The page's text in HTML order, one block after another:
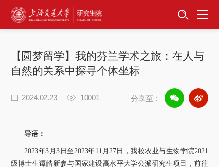
首页
招生工作
【圆梦留学】我的芬兰学术之旅：在人与
自然的关系中探寻个体坐标
2024.02.23 10001 分享至：
导语：
2023年3 月3 日至 2023年11 月 27日，我校农业与生物学院2021
级博士生谭皓新参与国家建设高水平大学公派研究生项目，前往